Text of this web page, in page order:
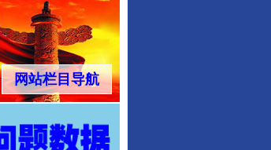
网站栏目导航